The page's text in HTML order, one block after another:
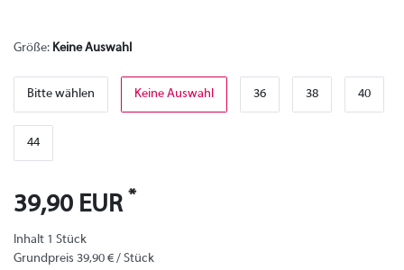
Größe: Keine Auswahl
Bitte wählen Keine Auswahl 36 38 40
44
39,90 EUR *
Inhalt 1 Stück
Grundpreis 39,90 € / Stück